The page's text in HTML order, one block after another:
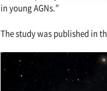
in young AGNs.”
The study was published in